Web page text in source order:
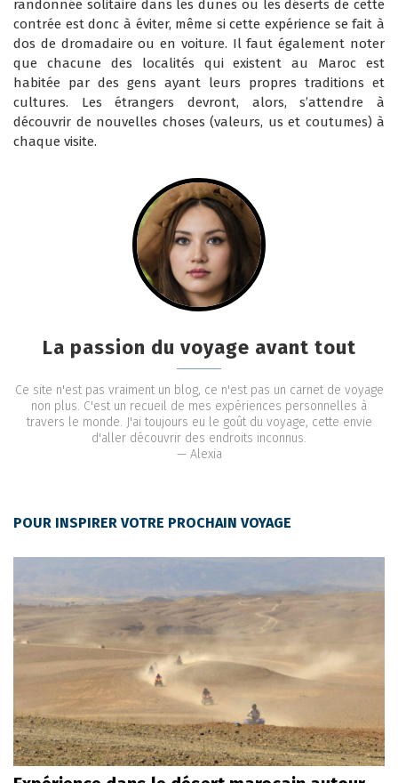
randonnée solitaire dans les dunes ou les déserts de cette
contrée est donc à éviter, même si cette expérience se fait à
dos de dromadaire ou en voiture. Il faut également noter
que chacune des localités qui existent au Maroc est
habitée par des gens ayant leurs propres traditions et
cultures. Les étrangers devront, alors, s’attendre à
découvrir de nouvelles choses (valeurs, us et coutumes) à
chaque visite.
La passion du voyage avant tout
Ce site n'est pas vraiment un blog, ce n'est pas un carnet de voyage
non plus. C'est un recueil de mes expériences personnelles à
travers le monde. J'ai toujours eu le goût du voyage, cette envie
d'aller découvrir des endroits inconnus.
— Alexia
POUR INSPIRER VOTRE PROCHAIN VOYAGE